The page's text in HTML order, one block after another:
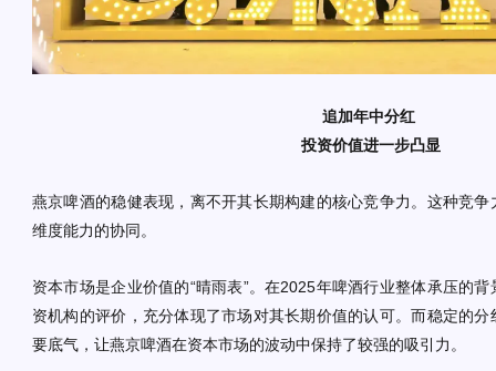
追加年中分红
投资价值进一步凸显
燕京啤酒的稳健表现，离不开其长期构建的核心竞争力。这种竞
维度能力的协同。
资本市场是企业价值的“晴雨表”。在2025年啤酒行业整体承压的
资机构的评价，充分体现了市场对其长期价值的认可。而稳定的
要底气，让燕京啤酒在资本市场的波动中保持了较强的吸引力。